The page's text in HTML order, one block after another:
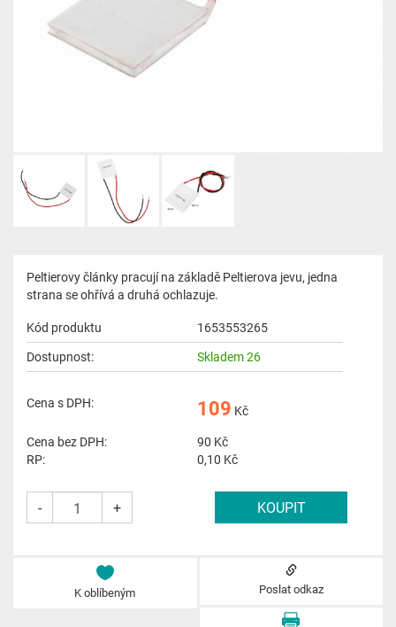
Peltierovy články pracují na základě Peltierova jevu, jedna
strana se ohřívá a druhá ochlazuje.
Kód produktu
1653553265
Dostupnost:
Skladem 26
Cena s DPH: 109 Kč
Cena bez DPH:
90 Kč
RP:
0,10 Kč
- +
K oblíbeným Poslat odkaz